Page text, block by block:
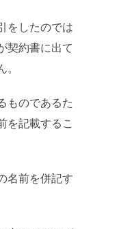
をしたのでは
契約書に出て
。
ものであるた
を記載するこ
名前を併記す